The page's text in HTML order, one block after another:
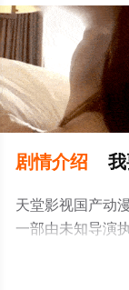
剧情介绍
天堂影视国产动
一部由未知导演
大结局剧情已揭